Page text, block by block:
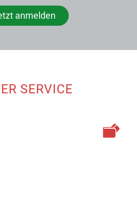
anmelden
SERVICE